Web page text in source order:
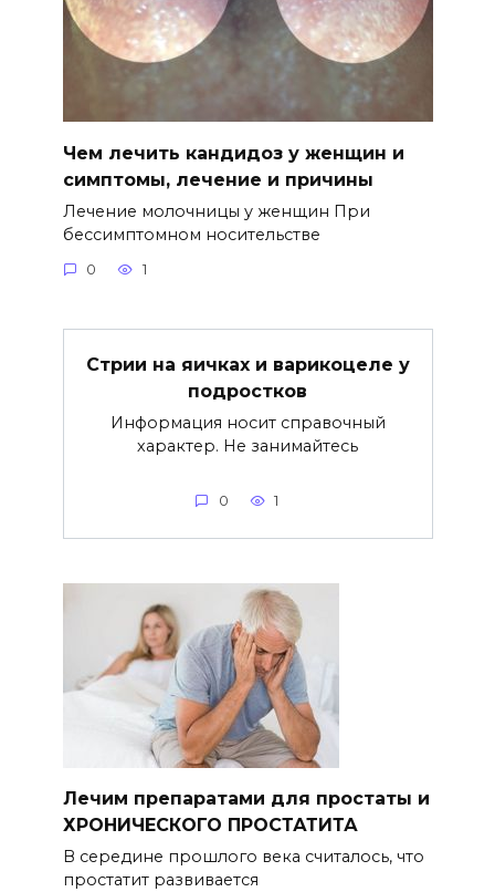
Чем лечить кандидоз у женщин и
симптомы, лечение и причины
Лечение молочницы у женщин При
бессимптомном носительстве
0 1
Стрии на яичках и варикоцеле у
подростков
Информация носит справочный
характер. Не занимайтесь
0 1
Лечим препаратами для простаты и
ХРОНИЧЕСКОГО ПРОСТАТИТА
В середине прошлого века считалось, что
простатит развивается